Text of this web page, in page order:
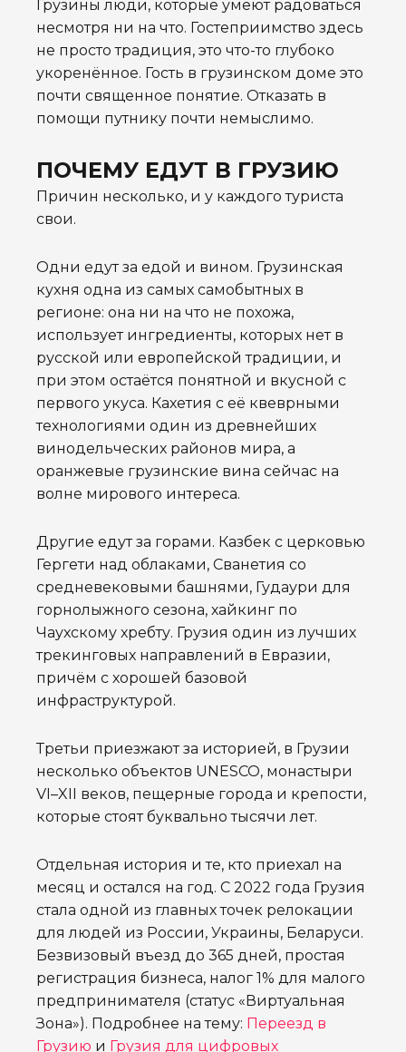
Грузины люди, которые умеют радоваться
несмотря ни на что. Гостеприимство здесь
не просто традиция, это что-то глубоко
укоренённое. Гость в грузинском доме это
почти священное понятие. Отказать в
помощи путнику почти немыслимо.
ПОЧЕМУ ЕДУТ В ГРУЗИЮ
Причин несколько, и у каждого туриста
свои.
Одни едут за едой и вином. Грузинская
кухня одна из самых самобытных в
регионе: она ни на что не похожа,
использует ингредиенты, которых нет в
русской или европейской традиции, и
при этом остаётся понятной и вкусной с
первого укуса. Кахетия с её квеврными
технологиями один из древнейших
винодельческих районов мира, а
оранжевые грузинские вина сейчас на
волне мирового интереса.
Другие едут за горами. Казбек с церковью
Гергети над облаками, Сванетия со
средневековыми башнями, Гудаури для
горнолыжного сезона, хайкинг по
Чаухскому хребту. Грузия один из лучших
трекинговых направлений в Евразии,
причём с хорошей базовой
инфраструктурой.
Третьи приезжают за историей, в Грузии
несколько объектов UNESCO, монастыри
VI–XII веков, пещерные города и крепости,
которые стоят буквально тысячи лет.
Отдельная история и те, кто приехал на
месяц и остался на год. С 2022 года Грузия
стала одной из главных точек релокации
для людей из России, Украины, Беларуси.
Безвизовый въезд до 365 дней, простая
регистрация бизнеса, налог 1% для малого
предпринимателя (статус «Виртуальная
Зона»). Подробнее на тему: Переезд в
Грузию и Грузия для цифровых